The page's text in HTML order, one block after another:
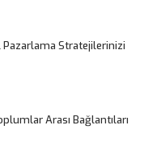
Pazarlama Stratejilerinizi
Arası Bağlantıları